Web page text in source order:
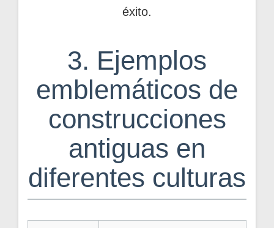
éxito.
3. Ejemplos
emblemáticos de
construcciones
antiguas en
diferentes culturas